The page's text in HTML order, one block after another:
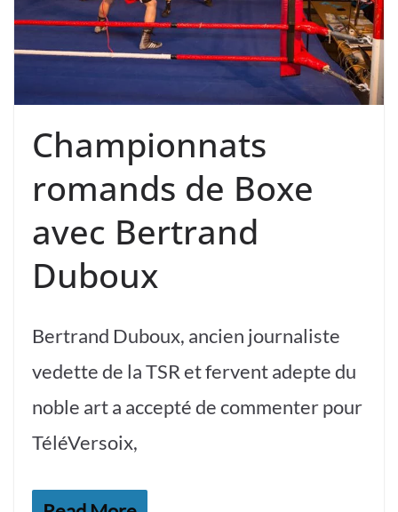
Championnats
romands de Boxe
avec Bertrand
Duboux
Bertrand Duboux, ancien journaliste
vedette de la TSR et fervent adepte du
noble art a accepté de commenter pour
TéléVersoix,